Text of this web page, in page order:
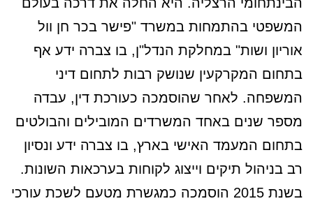
המשפטי בהתמחות במשרד "פישר בכר חן וול
אוריון ושות" במחלקת הנדל"ן, בו צברה ידע אף
בתחום המקרקעין שנושק רבות לתחום דיני
המשפחה. לאחר שהוסמכה כעורכת דין, עבדה
מספר שנים באחד המשרדים המובילים והבולטים
בתחום המעמד האישי בארץ, בו צברה ידע ונסיון
רב בניהול תיקים וייצוג לקוחות בערכאות השונות.
בשנת 2015 הוסמכה כמגשרת מטעם לשכת עורכי